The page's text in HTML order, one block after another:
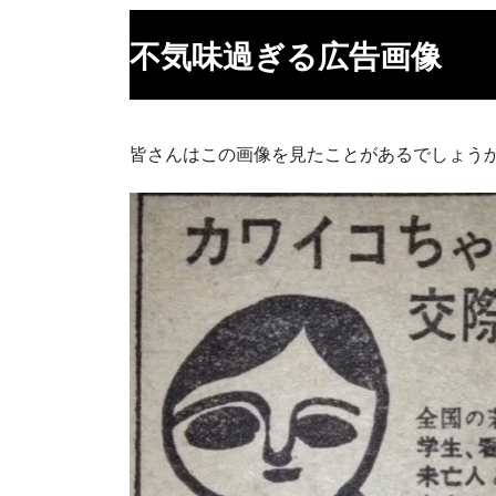
不気味過ぎる広告画像
皆さんはこの画像を見たことがあるでしょう